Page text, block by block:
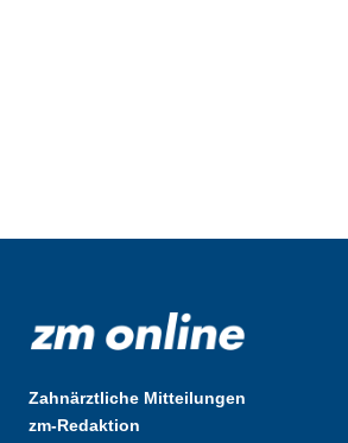
Zahnärztliche Mitteilungen
zm-Redaktion